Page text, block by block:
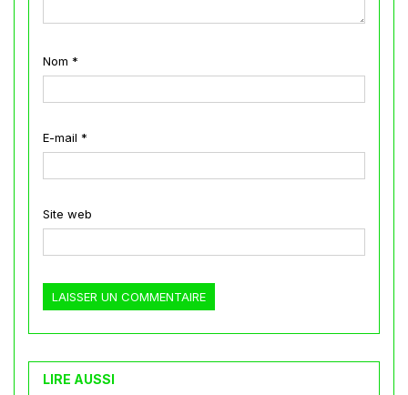
Nom *
E-mail *
Site web
LIRE AUSSI